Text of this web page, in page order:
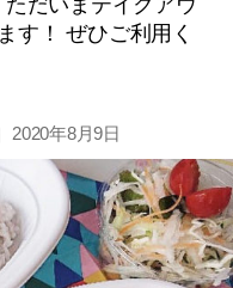
ひご利用くだ
す！ ぜひご利用く
2020年8月9日